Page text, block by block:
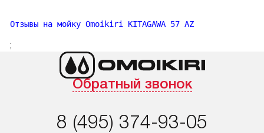
Отзывы на мойку Omoikiri KITAGAWA 57 AZ
;
Обратный звонок
8 (495) 374-93-05